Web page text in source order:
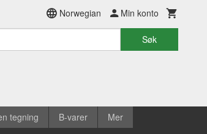
Norwegian Min konto
Søk
tegning B-varer Mer